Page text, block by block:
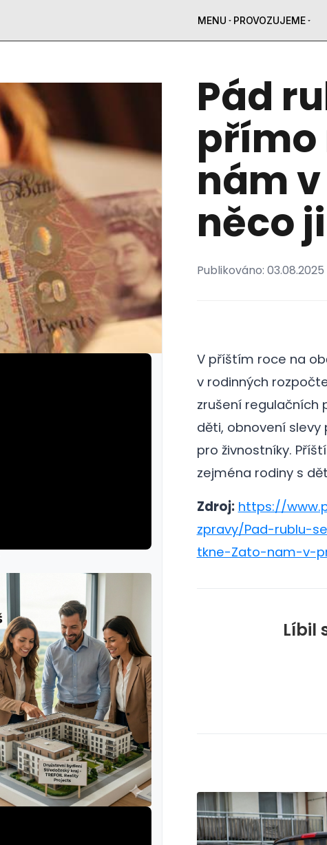
MENU PROVOZUJEME
Pád
přímo
nám
něco
Publikováno: 03.08.2025
V příštím roce na
v rodinných
zrušení regulačních
děti, obnovení
pro živnostníky.
zejména rodiny s
Zdroj: https://
zpravy/Pad-rublu-
tkne-Zato-nam-v-
Líbil